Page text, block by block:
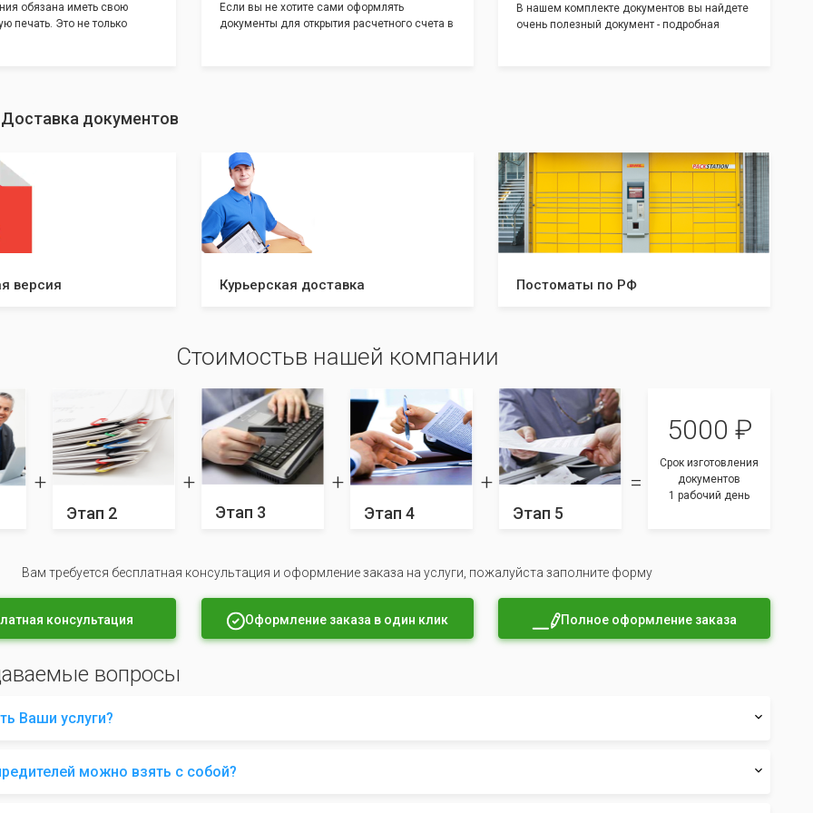
обязана иметь свою
печать. Это не только
из нашего каталога.
Если вы не хотите сами оформлять
документы для открытия расчетного счета в
В нашем комплекте документов вы найдете
очень полезный документ - подробная
случае отказа. С данной инструкцией вы
будете знать все шаги, что даст вам
уверенность в прохождении регистрации
вашей компании!
документов
версия Курьерская доставка Постоматы по РФ
Стоимостьв нашей компании
Этап 2 Этап 3 Этап 4 Этап 5
5000 ₽
Срок изготовления
документов
1 рабочий день
Вам требуется бесплатная консультация и оформление заказа на услуги, пожалуйста заполните форму
консультация Оформление заказа в один клик Полное оформление заказа
вопросы
Ваши услуги?
можно взять с собой?